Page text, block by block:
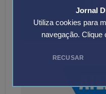
Jornal
Utiliza cookies para
navegação. Clique
RECUSAR